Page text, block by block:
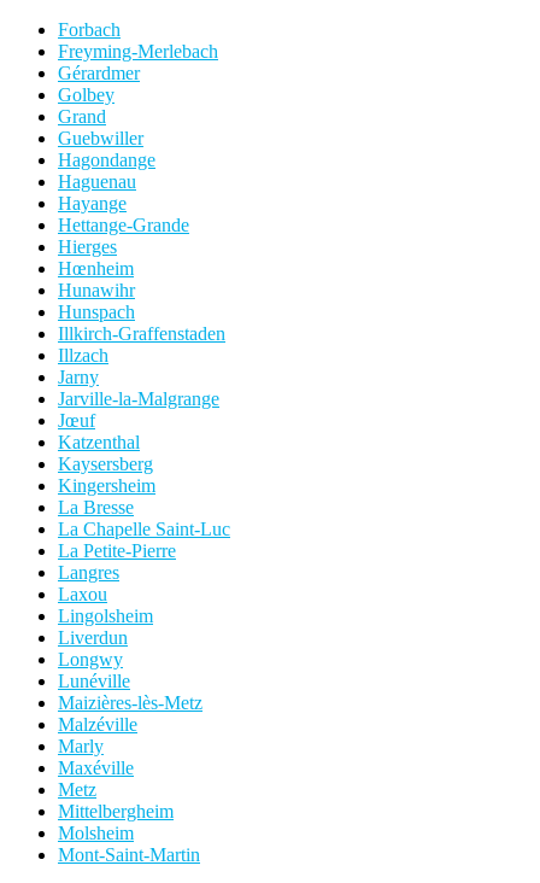
Forbach
Freyming-Merlebach
Gérardmer
Golbey
Grand
Guebwiller
Hagondange
Haguenau
Hayange
Hettange-Grande
Hierges
Hœnheim
Hunawihr
Hunspach
Illkirch-Graffenstaden
Illzach
Jarny
Jarville-la-Malgrange
Jœuf
Katzenthal
Kaysersberg
Kingersheim
La Bresse
La Chapelle Saint-Luc
La Petite-Pierre
Langres
Laxou
Lingolsheim
Liverdun
Longwy
Lunéville
Maizières-lès-Metz
Malzéville
Marly
Maxéville
Metz
Mittelbergheim
Molsheim
Mont-Saint-Martin